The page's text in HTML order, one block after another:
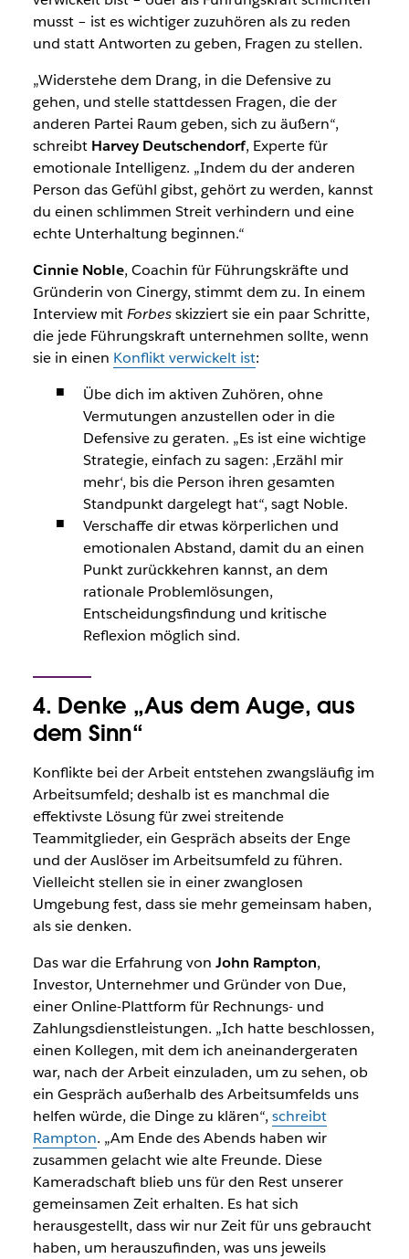
musst – ist es wichtiger zuzuhören als zu reden
und statt Antworten zu geben, Fragen zu stellen.
„Widerstehe dem Drang, in die Defensive zu
gehen, und stelle stattdessen Fragen, die der
anderen Partei Raum geben, sich zu äußern“,
schreibt Harvey Deutschendorf, Experte für
emotionale Intelligenz. „Indem du der anderen
Person das Gefühl gibst, gehört zu werden, kannst
du einen schlimmen Streit verhindern und eine
echte Unterhaltung beginnen.“
Cinnie Noble, Coachin für Führungskräfte und
Gründerin von Cinergy, stimmt dem zu. In einem
Interview mitForbesskizziert sie ein paar Schritte,
die jede Führungskraft unternehmen sollte, wenn
sie in einen Konflikt verwickelt ist:
Übe dich im aktiven Zuhören, ohne
Vermutungen anzustellen oder in die
Defensive zu geraten. „Es ist eine wichtige
Strategie, einfach zu sagen: ‚Erzähl mir
mehr‘, bis die Person ihren gesamten
Standpunkt dargelegt hat“, sagt Noble.
Verschaffe dir etwas körperlichen und
emotionalen Abstand, damit du an einen
Punkt zurückkehren kannst, an dem
rationale Problemlösungen,
Entscheidungsfindung und kritische
Reflexion möglich sind.
4. Denke „Aus dem Auge, aus
dem Sinn“
Konflikte bei der Arbeit entstehen zwangsläufig im
Arbeitsumfeld; deshalb ist es manchmal die
effektivste Lösung für zwei streitende
Teammitglieder, ein Gespräch abseits der Enge
und der Auslöser im Arbeitsumfeld zu führen.
Vielleicht stellen sie in einer zwanglosen
Umgebung fest, dass sie mehr gemeinsam haben,
als sie denken.
Das war die Erfahrung von John Rampton,
Investor, Unternehmer und Gründer von Due,
einer Online-Plattform für Rechnungs- und
Zahlungsdienstleistungen. „Ich hatte beschlossen,
einen Kollegen, mit dem ich aneinandergeraten
war, nach der Arbeit einzuladen, um zu sehen, ob
ein Gespräch außerhalb des Arbeitsumfelds uns
helfen würde, die Dinge zu klären“, schreibt
Rampton. „Am Ende des Abends haben wir
zusammen gelacht wie alte Freunde. Diese
Kameradschaft blieb uns für den Rest unserer
gemeinsamen Zeit erhalten. Es hat sich
herausgestellt, dass wir nur Zeit für uns gebraucht
haben, um herauszufinden, was uns jeweils